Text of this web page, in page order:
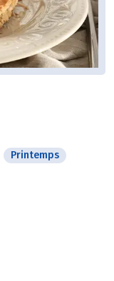
Printemps